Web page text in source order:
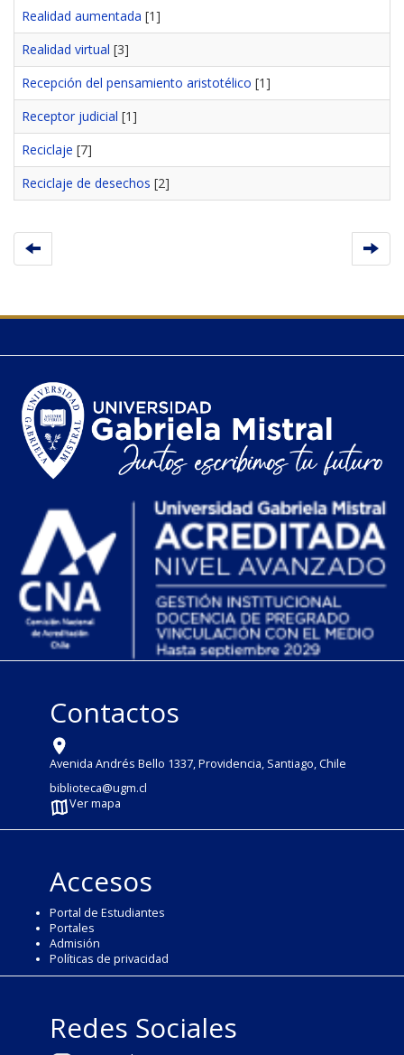
Realidad aumentada [1]
Realidad virtual [3]
Recepción del pensamiento aristotélico [1]
Receptor judicial [1]
Reciclaje [7]
Reciclaje de desechos [2]
Contactos
Avenida Andrés Bello 1337, Providencia, Santiago, Chile
biblioteca@ugm.cl
Ver mapa
Accesos
Portal de Estudiantes
Portales
Admisión
Políticas de privacidad
Redes Sociales